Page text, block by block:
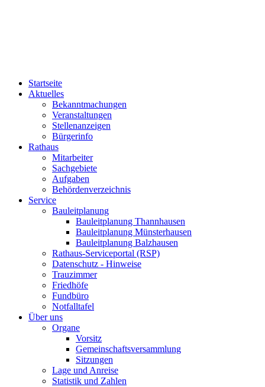
Startseite
Aktuelles
Bekanntmachungen
Veranstaltungen
Stellenanzeigen
Bürgerinfo
Rathaus
Mitarbeiter
Sachgebiete
Aufgaben
Behördenverzeichnis
Service
Bauleitplanung
Bauleitplanung Thannhausen
Bauleitplanung Münsterhausen
Bauleitplanung Balzhausen
Rathaus-Serviceportal (RSP)
Datenschutz - Hinweise
Trauzimmer
Friedhöfe
Fundbüro
Notfalltafel
Über uns
Organe
Vorsitz
Gemeinschaftsversammlung
Sitzungen
Lage und Anreise
Statistik und Zahlen